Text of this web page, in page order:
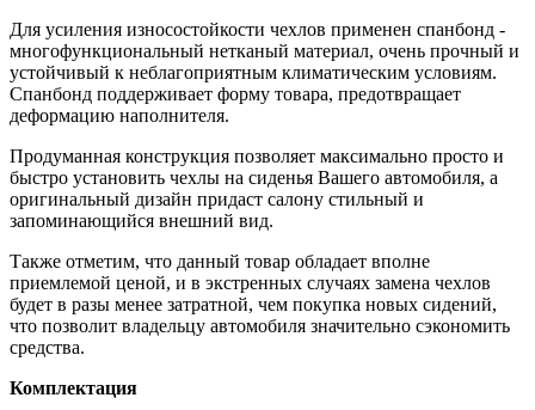
Для усиления износостойкости чехлов применен спанбонд -
многофункциональный нетканый материал, очень прочный и
устойчивый к неблагоприятным климатическим условиям.
Спанбонд поддерживает форму товара, предотвращает
деформацию наполнителя.
Продуманная конструкция позволяет максимально просто и
быстро установить чехлы на сиденья Вашего автомобиля, а
оригинальный дизайн придаст салону стильный и
запоминающийся внешний вид.
Также отметим, что данный товар обладает вполне
приемлемой ценой, и в экстренных случаях замена чехлов
будет в разы менее затратной, чем покупка новых сидений,
что позволит владельцу автомобиля значительно сэкономить
средства.
Комплектация